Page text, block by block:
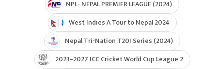
NPL- NEPAL PREMIER LEAGUE (2024)
West Indies A Tour to Nepal 2024
Nepal Tri-Nation T20I Series (2024)
2023–2027 ICC Cricket World Cup League 2